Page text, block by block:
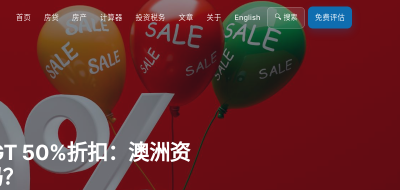
首页 房贷 房产 计算器 投资税务 文章 关于 English 🔍 搜索 免费评估
50%折扣：澳洲资